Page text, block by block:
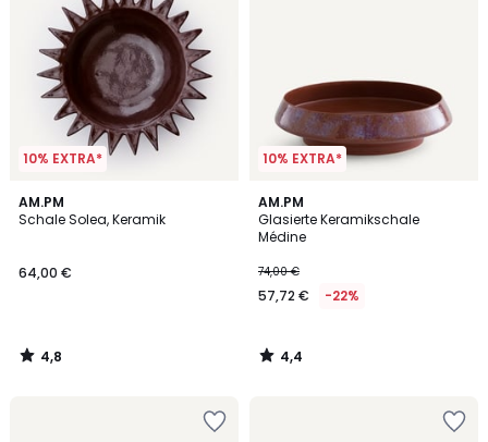
10% EXTRA*
AM.PM
Schale Solea, Keramik
64,00 €
4,8
/ 5
4,8
/
10% EXTRA*
AM.PM
Glasierte Keramikschale
Médine
74,00 €
57,72 € -22%
4,4
/ 5
4,4
/